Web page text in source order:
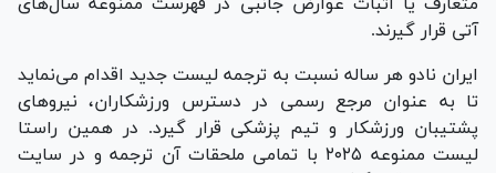
آتی قرار گیرند.
ایران نادو هر ساله نسبت به ترجمه لیست جدید اقدام می‌نماید
تا به عنوان مرجع رسمی در دسترس ورزشکاران، نیرو‌های
پشتیبان ورزشکار و تیم پزشکی قرار گیرد. در همین راستا
لیست ممنوعه ۲۰۲۵ با تمامی ملحقات آن ترجمه و در سایت